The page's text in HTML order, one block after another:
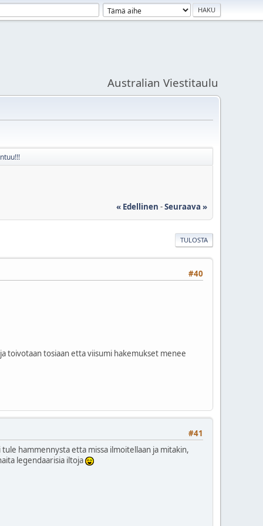
Australian Viestitaulu
« Edellinen -Seuraava »
TULOSTA
#40
toivotaan tosiaan etta viisumi hakemukset menee
#41
hammennysta etta missa ilmoitellaan ja mitakin,
legendaarisia iltoja